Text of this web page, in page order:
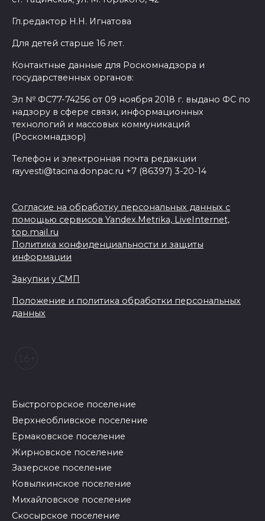
Гл.редактор Н.Н. Игнатова
Для детей старше 16 лет.
Контактные данные для Роскомнадзора и
государственных органов:
Эл № ФС77-74256 от 09 ноября 2018 г. выдано ФС по
надзору в сфере связи, информационных
технологий и массовых коммуникаций
(Роскомнадзор)
Телефон и электронная почта редакции
rayvesti@tacina.donpac.ru +7 (86397) 3-20-14
Согласие на обработку персональных данных с
помощью сервисов Yandex.Metrika, LiveInternet,
top.mail.ru
Политика конфиденциальности и защиты
информации
Закупки у СМП
Положение и политика обработки персональных
данных
Быстрогорское поселение
Верхнеобливское поселение
Ермаковское поселение
Жирновское поселение
Зазерское поселение
Ковылкинское поселение
Михайловское поселение
Скосырское поселение